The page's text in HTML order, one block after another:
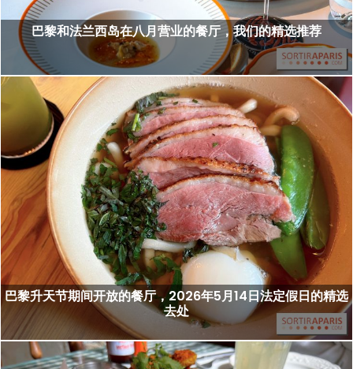
巴黎和法兰西岛在八月营业的餐厅，我们的精选推荐
巴黎升天节期间开放的餐厅，2026年5月14日法定假日的精选
去处